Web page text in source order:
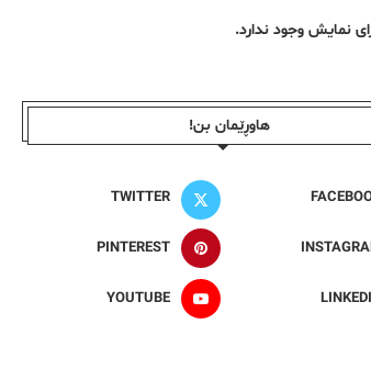
نمایش وجود ندارد.
هاوڕێمان بن!
TWITTER
PINTEREST
YOUTUBE